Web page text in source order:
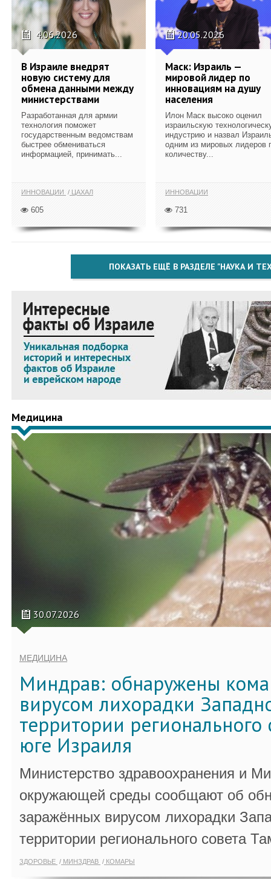
4.06.2026
В Израиле внедрят
новую систему для
обмена данными между
министерствами
Разработанная для армии
технология поможет
государственным ведомствам
быстрее обмениваться
информацией, принимать...
ИННОВАЦИИ ЦАХАЛ
605
20.05.2026
Маск: Израиль —
мировой лидер по
инновациям на душу
населения
Илон Маск высоко оценил
израильскую
индустрию и назвал
одним из мировых лидеров
количеству...
ИННОВАЦИИ
731
ПОКАЗАТЬ ЕЩЁ В РАЗДЕЛЕ "НАУКА И
Медицина
30.07.2026
МЕДИЦИНА
Миндрав: обнаружены
вирусом лихорадки
территории регионального
юге Израиля
Министерство здравоохранения и
окружающей среды сообщают об
заражённых вирусом лихорадки
территории регионального совета
ЗДОРОВЬЕ МИНЗДРАВ КОМАРЫ